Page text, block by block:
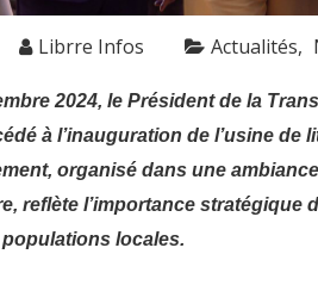
Librre Infos Actualités
2024, le Président de la
à l’inauguration de l’usine de
organisé dans une
reflète l’importance stratégique
locales.